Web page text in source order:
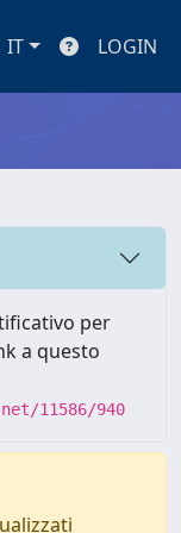
IT LOGIN
per
a questo
11586/940